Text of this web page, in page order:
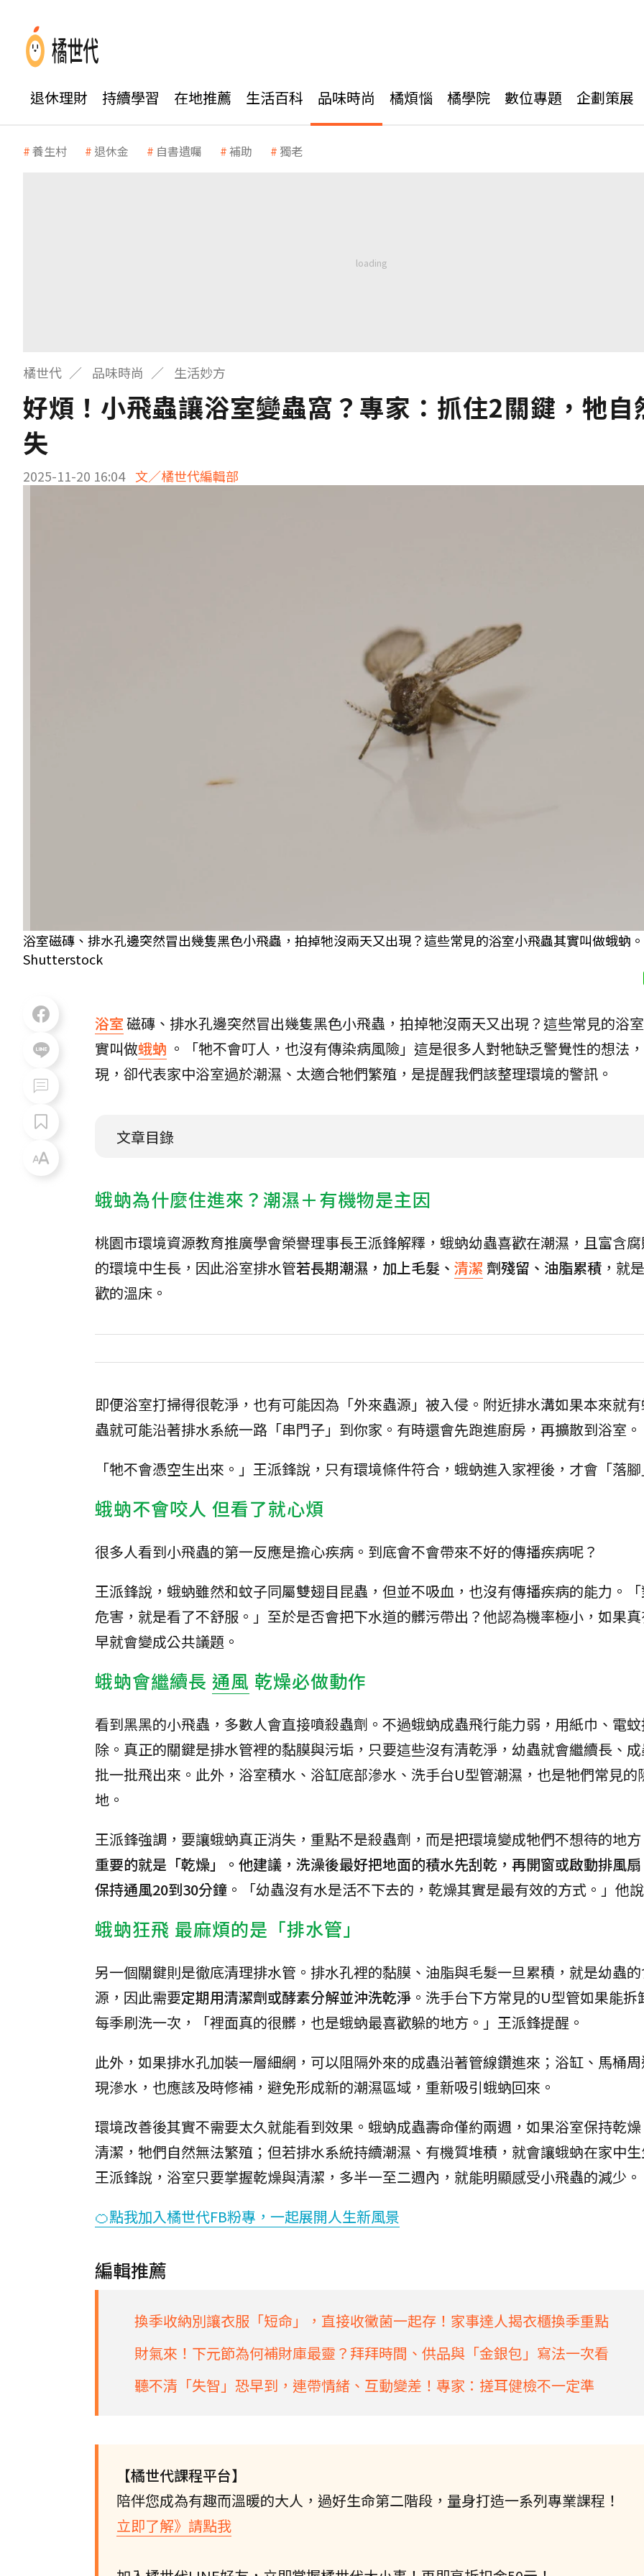
退休理財 持續學習 在地推薦 生活百科 品味時尚 橘煩惱 橘學院 數位專題 企劃策展
養生村 退休金 自書遺囑 補助 獨老
橘世代 品味時尚 生活妙方
好煩！小飛蟲讓浴室變蟲窩？專家：抓住2關鍵，牠自
失
2025-11-20 16:04 文／橘世代編輯部
浴室磁磚、排水孔邊突然冒出幾隻黑色小飛蟲，拍掉牠沒兩天又出現？這些常見的浴室小飛蟲其實叫做蛾蚋
Shutterstock
浴室磁磚、排水孔邊突然冒出幾隻黑色小飛蟲，拍掉牠沒兩天又出現？這些常見的浴
實叫做蛾蚋 。「牠不會叮人，也沒有傳染病風險」這是很多人對牠缺乏警覺性的想法
現，卻代表家中浴室過於潮濕、太適合牠們繁殖，是提醒我們該整理環境的警訊。
文章目錄
蛾蚋為什麼住進來？潮濕＋有機物是主因
桃園市環境資源教育推廣學會榮譽理事長王派鋒解釋，蛾蚋幼蟲喜歡在潮濕，且富含
的環境中生長，因此浴室排水管若長期潮濕，加上毛髮、 清潔 劑殘留、油脂累積 ，就
歡的溫床。
即便浴室打掃得很乾淨，也有可能因為「外來蟲源」被入侵。附近排水溝如果本來就
蟲就可能沿著排水系統一路「串門子」到你家。有時還會先跑進廚房，再擴散到浴室。
「牠不會憑空生出來。」王派鋒說，只有環境條件符合，蛾蚋進入家裡後，才會「落
蛾蚋不會咬人 但看了就心煩
很多人看到小飛蟲的第一反應是擔心疾病。到底會不會帶來不好的傳播疾病呢？
王派鋒說，蛾蚋雖然和蚊子同屬雙翅目昆蟲，但並不吸血，也沒有傳播疾病的能力。
危害，就是看了不舒服。」至於是否會把下水道的髒污帶出？他認為機率極小，如果
早就會變成公共議題。
蛾蚋會繼續長 通風 乾燥必做動作
看到黑黑的小飛蟲，多數人會直接噴殺蟲劑。不過蛾蚋成蟲飛行能力弱，用紙巾、電
除。真正的關鍵是排水管裡的黏膜與污垢，只要這些沒有清乾淨，幼蟲就會繼續長、
批一批飛出來。此外，浴室積水、浴缸底部滲水、洗手台U型管潮濕，也是牠們常見的
地。
王派鋒強調，要讓蛾蚋真正消失，重點不是殺蟲劑，而是把環境變成牠們不想待的地
重要的就是「乾燥」。他建議，洗澡後最好把地面的積水先刮乾，再開窗或啟動排風
保持通風20到30分鐘 。「幼蟲沒有水是活不下去的，乾燥其實是最有效的方式。」他
蛾蚋狂飛 最麻煩的是「排水管」
另一個關鍵則是徹底清理排水管。排水孔裡的黏膜、油脂與毛髮一旦累積，就是幼蟲
源，因此需要定期用清潔劑或酵素分解並沖洗乾淨 。洗手台下方常見的U型管如果能拆
每季刷洗一次，「裡面真的很髒，也是蛾蚋最喜歡躲的地方。」王派鋒提醒。
此外，如果排水孔加裝一層細網，可以阻隔外來的成蟲沿著管線鑽進來；浴缸、馬桶
現滲水，也應該及時修補，避免形成新的潮濕區域，重新吸引蛾蚋回來。
環境改善後其實不需要太久就能看到效果。蛾蚋成蟲壽命僅約兩週，如果浴室保持乾
清潔，牠們自然無法繁殖；但若排水系統持續潮濕、有機質堆積，就會讓蛾蚋在家中
王派鋒說，浴室只要掌握乾燥與清潔，多半一至二週內，就能明顯感受小飛蟲的減少。
🍊點我加入橘世代FB粉專，一起展開人生新風景
編輯推薦
換季收納別讓衣服「短命」，直接收黴菌一起存！家事達人揭衣櫃換季重點
財氣來！下元節為何補財庫最靈？拜拜時間、供品與「金銀包」寫法一次看
聽不清「失智」恐早到，連帶情緒、互動變差！專家：搓耳健檢不一定準
【橘世代課程平台】
陪伴您成為有趣而溫暖的大人，過好生命第二階段，量身打造一系列專業課程！
立即了解》請點我